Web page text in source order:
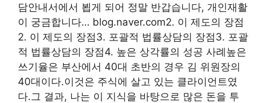
담안내서에서 뵙게 되어 정말 반갑습니다, 개인재활
이 궁금합니다… blog.naver.com2. 이 제도의 장점
2. 이 제도의 장점3. 포괄적 법률상담의 장점3. 포괄
적 법률상담의 장점4. 높은 상각률의 성공 사례높은
쓰기율은 부산에서 40대 초반의 경우 김 위원장의
40대이다.이것은 주식에 살고 있는 클라이언트였
다.그 결과, 나는 이 지식을 바탕으로 많은 돈을 투